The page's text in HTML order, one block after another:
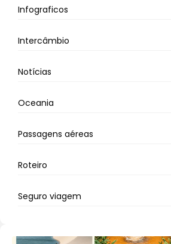
Infograficos
Intercâmbio
Notícias
Oceania
Passagens aéreas
Roteiro
Seguro viagem